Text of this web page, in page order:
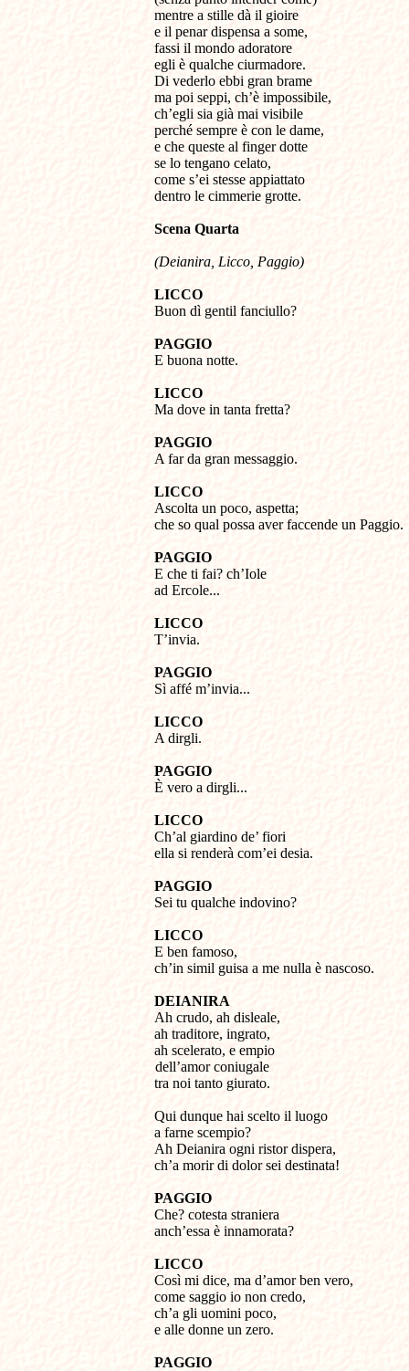
mentre a stille dà il gioire
e il penar dispensa a some,
fassi il mondo adoratore
egli è qualche ciurmadore.
Di vederlo ebbi gran brame
ma poi seppi, ch’è impossibile,
ch’egli sia già mai visibile
perché sempre è con le dame,
e che queste al finger dotte
se lo tengano celato,
come s’ei stesse appiattato
dentro le cimmerie grotte.
Scena Quarta
(Deianira, Licco, Paggio)
LICCO
Buon dì gentil fanciullo?
PAGGIO
E buona notte.
LICCO
Ma dove in tanta fretta?
PAGGIO
A far da gran messaggio.
LICCO
Ascolta un poco, aspetta;
che so qual possa aver faccende un Paggio.
PAGGIO
E che ti fai? ch’Iole
ad Ercole...
LICCO
T’invia.
PAGGIO
Sì affé m’invia...
LICCO
A dirgli.
PAGGIO
È vero a dirgli...
LICCO
Ch’al giardino de’ fiori
ella si renderà com’ei desia.
PAGGIO
Sei tu qualche indovino?
LICCO
E ben famoso,
ch’in simil guisa a me nulla è nascoso.
DEIANIRA
Ah crudo, ah disleale,
ah traditore, ingrato,
ah scelerato, e empio
dell’amor coniugale
tra noi tanto giurato.
Qui dunque hai scelto il luogo
a farne scempio?
Ah Deianira ogni ristor dispera,
ch’a morir di dolor sei destinata!
PAGGIO
Che? cotesta straniera
anch’essa è innamorata?
LICCO
Così mi dice, ma d’amor ben vero,
come saggio io non credo,
ch’a gli uomini poco,
e alle donne un zero.
PAGGIO